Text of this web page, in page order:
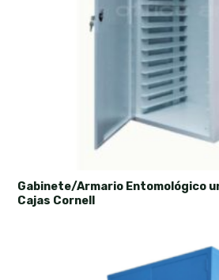
Gabinete/Armario Entomológico
Cajas Cornell